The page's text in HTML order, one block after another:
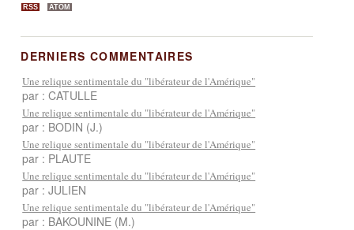
RSS ATOM
DERNIERS COMMENTAIRES
Une relique sentimentale du "libérateur de l'Amérique"
par : CATULLE
Une relique sentimentale du "libérateur de l'Amérique"
par : BODIN (J.)
Une relique sentimentale du "libérateur de l'Amérique"
par : PLAUTE
Une relique sentimentale du "libérateur de l'Amérique"
par : JULIEN
Une relique sentimentale du "libérateur de l'Amérique"
par : BAKOUNINE (M.)